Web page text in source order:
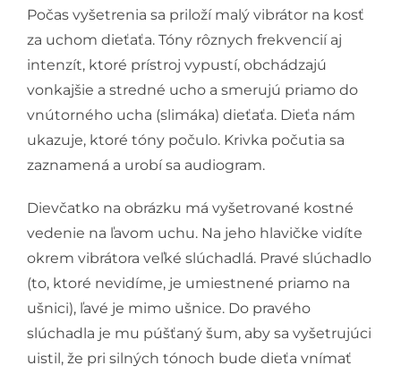
Počas vyšetrenia sa priloží malý vibrátor na kosť
za uchom dieťaťa. Tóny rôznych frekvencií aj
intenzít, ktoré prístroj vypustí, obchádzajú
vonkajšie a stredné ucho a smerujú priamo do
vnútorného ucha (slimáka) dieťaťa. Dieťa nám
ukazuje, ktoré tóny počulo. Krivka počutia sa
zaznamená a urobí sa audiogram.
Dievčatko na obrázku má vyšetrované kostné
vedenie na ľavom uchu. Na jeho hlavičke vidíte
okrem vibrátora veľké slúchadlá. Pravé slúchadlo
(to, ktoré nevidíme, je umiestnené priamo na
ušnici), ľavé je mimo ušnice. Do pravého
slúchadla je mu púšťaný šum, aby sa vyšetrujúci
uistil, že pri silných tónoch bude dieťa vnímať